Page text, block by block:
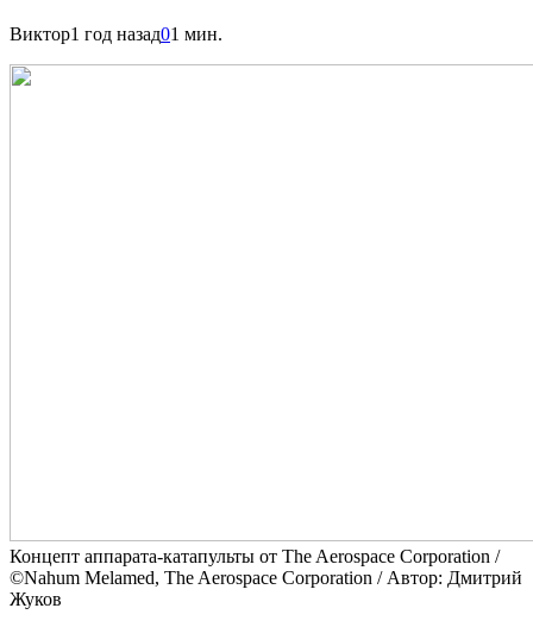
Виктор1 год назад01 мин.
Концепт аппарата-катапульты от The Aerospace Corporation /
©Nahum Melamed, The Aerospace Corporation / Автор: Дмитрий
Жуков